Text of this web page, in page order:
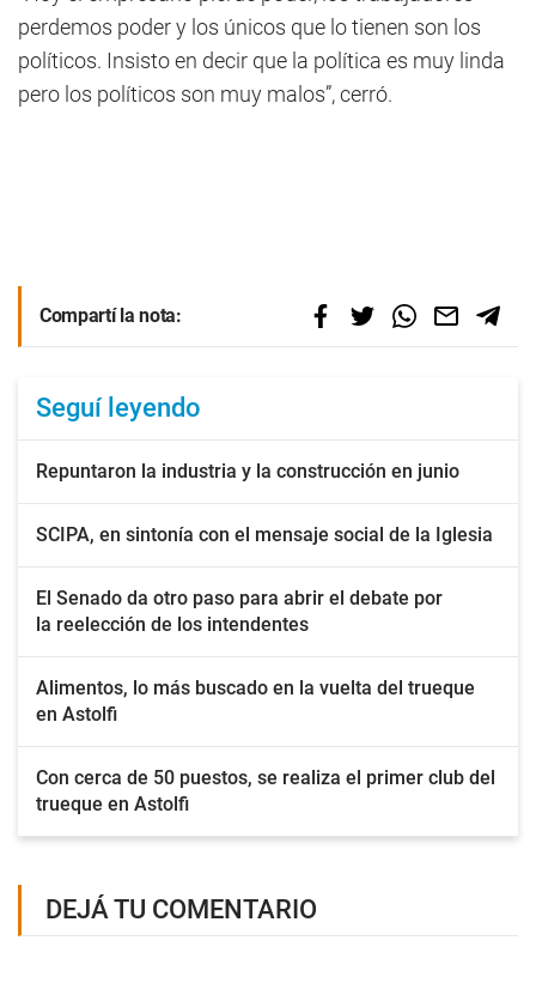
perdemos poder y los únicos que lo tienen son los
políticos. Insisto en decir que la política es muy linda
pero los políticos son muy malos”, cerró.
Compartí la nota:
Seguí leyendo
Repuntaron la industria y la construcción en junio
SCIPA, en sintonía con el mensaje social de la Iglesia
El Senado da otro paso para abrir el debate por
la reelección de los intendentes
Alimentos, lo más buscado en la vuelta del trueque
en Astolfi
Con cerca de 50 puestos, se realiza el primer club del
trueque en Astolfi
DEJÁ TU COMENTARIO